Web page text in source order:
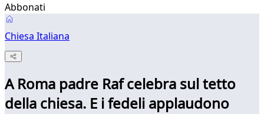
Abbonati
Chiesa Italiana
A Roma padre Raf celebra sul tetto
della chiesa. E i fedeli applaudono